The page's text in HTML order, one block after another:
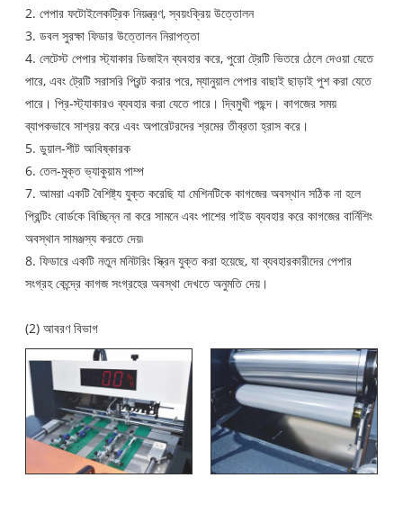
2. পেপার ফটোইলেকট্রিক নিয়ন্ত্রণ, স্বয়ংক্রিয় উত্তোলন
3. ডবল সুরক্ষা ফিডার উত্তোলন নিরাপত্তা
4. লেটেস্ট পেপার স্ট্যাকার ডিজাইন ব্যবহার করে, পুরো ট্রেটি ভিতরে ঠেলে দেওয়া যেতে
পারে, এবং ট্রেটি সরাসরি প্রিন্ট করার পরে, ম্যানুয়াল পেপার বাছাই ছাড়াই পুশ করা যেতে
পারে। প্রি-স্ট্যাকারও ব্যবহার করা যেতে পারে। দ্বিমুখী পছন্দ। কাগজের সময়
ব্যাপকভাবে সাশ্রয় করে এবং অপারেটরদের শ্রমের তীব্রতা হ্রাস করে।
5. ডুয়াল-শীট আবিষ্কারক
6. তেল-মুক্ত ভ্যাকুয়াম পাম্প
7. আমরা একটি বৈশিষ্ট্য যুক্ত করেছি যা মেশিনটিকে কাগজের অবস্থান সঠিক না হলে
প্রিন্টিং বোর্ডকে বিচ্ছিন্ন না করে সামনে এবং পাশের গাইড ব্যবহার করে কাগজের বার্নিশিং
অবস্থান সামঞ্জস্য করতে দেয়৷
8. ফিডারে একটি নতুন মনিটরিং স্ক্রিন যুক্ত করা হয়েছে, যা ব্যবহারকারীদের পেপার
সংগ্রহ কেন্দ্রে কাগজ সংগ্রহের অবস্থা দেখতে অনুমতি দেয়।
(2) আবরণ বিভাগ